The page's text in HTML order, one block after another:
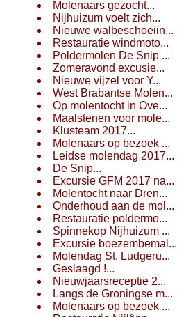
Molenaars gezocht...
Nijhuizum voelt zich...
Nieuwe walbeschoeiin...
Restauratie windmoto...
Poldermolen De Snip ...
Zomeravond excusie...
Nieuwe vijzel voor Y...
West Brabantse Molen...
Op molentocht in Ove...
Maalstenen voor mole...
Klusteam 2017...
Molenaars op bezoek ...
Leidse molendag 2017...
De Snip...
Excursie GFM 2017 na...
Molentocht naar Dren...
Onderhoud aan de mol...
Restauratie poldermo...
Spinnekop Nijhuizum ...
Excursie boezembemal...
Molendag St. Ludgeru...
Geslaagd !...
Nieuwjaarsreceptie 2...
Langs de Groningse m...
Molenaars op bezoek ...